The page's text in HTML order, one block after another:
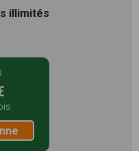
illimités